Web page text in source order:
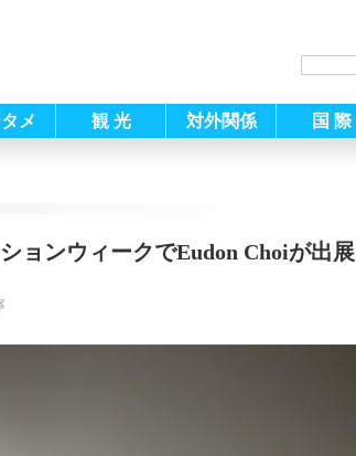
メ 観 光 対外関係 国 際
ョンウィークでEudon Choiが出展